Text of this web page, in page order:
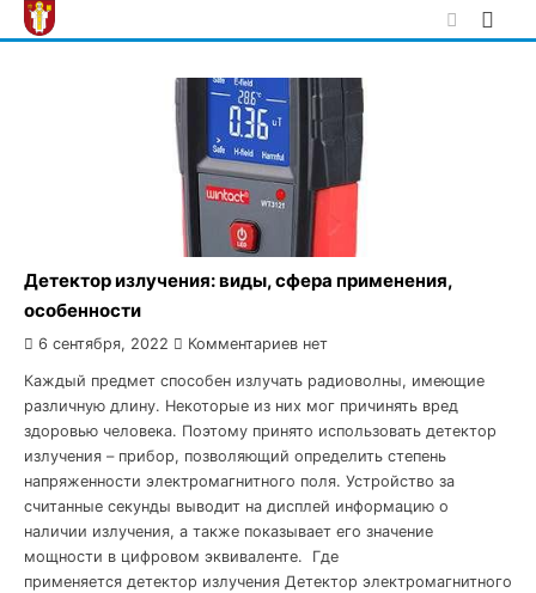
Skip
to
Детектор излучения: виды, сфера применения,
особенности
6 сентября, 2022 Комментариев нет
Каждый предмет способен излучать радиоволны, имеющие
различную длину. Некоторые из них мог причинять вред
здоровью человека. Поэтому принято использовать детектор
излучения – прибор, позволяющий определить степень
напряженности электромагнитного поля. Устройство за
считанные секунды выводит на дисплей информацию о
наличии излучения, а также показывает его значение
мощности в цифровом эквиваленте. Где
применяется детектор излучения Детектор электромагнитного